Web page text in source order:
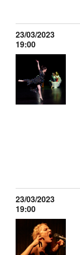
23/03/2023
19:00
23/03/2023
19:00